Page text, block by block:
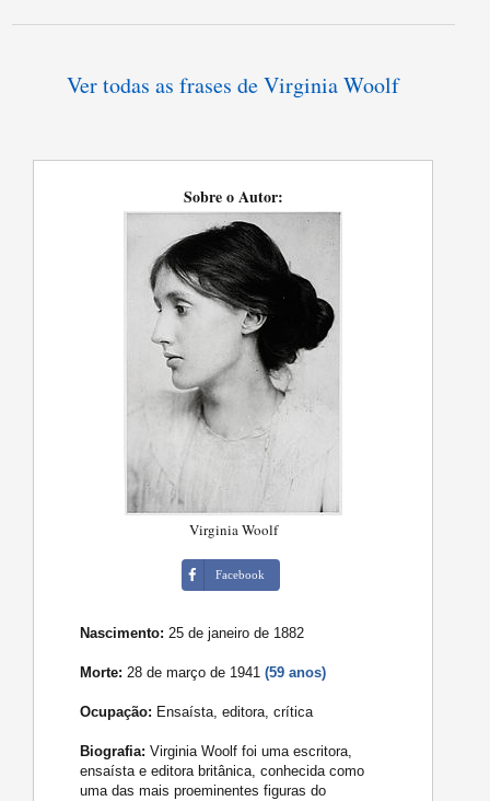
Ver todas as frases de Virginia Woolf
Sobre o Autor:
Virginia Woolf
Facebook
Nascimento: 25 de janeiro de 1882
Morte: 28 de março de 1941(59 anos)
Ocupação: Ensaísta, editora, crítica
Biografia: Virginia Woolf foi uma escritora,
ensaísta e editora britânica, conhecida como
uma das mais proeminentes figuras do